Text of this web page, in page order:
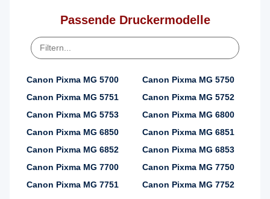
Passende Druckermodelle
Canon Pixma MG 5700
Canon Pixma MG 5750
Canon Pixma MG 5751
Canon Pixma MG 5752
Canon Pixma MG 5753
Canon Pixma MG 6800
Canon Pixma MG 6850
Canon Pixma MG 6851
Canon Pixma MG 6852
Canon Pixma MG 6853
Canon Pixma MG 7700
Canon Pixma MG 7750
Canon Pixma MG 7751
Canon Pixma MG 7752